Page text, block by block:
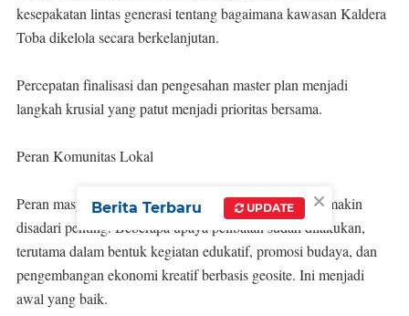
kesepakatan lintas generasi tentang bagaimana kawasan Kaldera
Toba dikelola secara berkelanjutan.
Percepatan finalisasi dan pengesahan master plan menjadi
langkah krusial yang patut menjadi prioritas bersama.
Peran Komunitas Lokal
Peran masyarakat lokal dalam pengelolaan geopark semakin
disadari penting. Beberapa upaya pelibatan sudah dilakukan,
terutama dalam bentuk kegiatan edukatif, promosi budaya, dan
pengembangan ekonomi kreatif berbasis geosite. Ini menjadi
awal yang baik.
×
Berita Terbaru UPDATE